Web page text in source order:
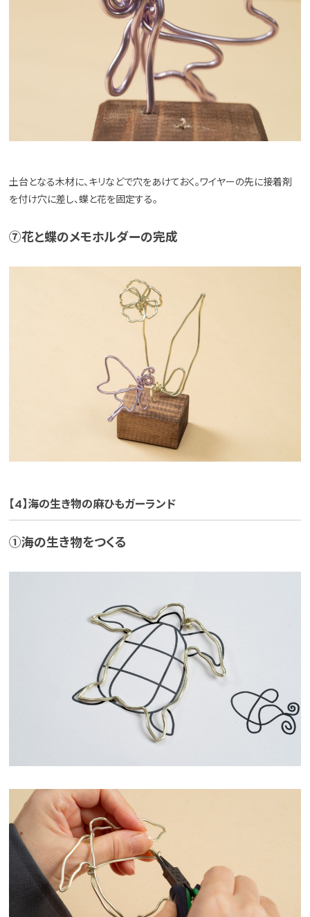
土台となる木材に、キリなどで穴をあけておく。ワイヤーの先に接着剤
を付け穴に差し、蝶と花を固定する。
⑦花と蝶のメモホルダーの完成
【4】海の生き物の麻ひもガーランド
①海の生き物をつくる